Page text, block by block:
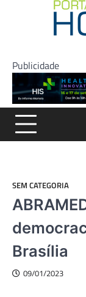
Publicidade
SEM CATEGORIA
Brasília
09/01/2023